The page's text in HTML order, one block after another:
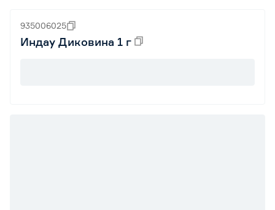
935006025
Индау Диковина 1 г